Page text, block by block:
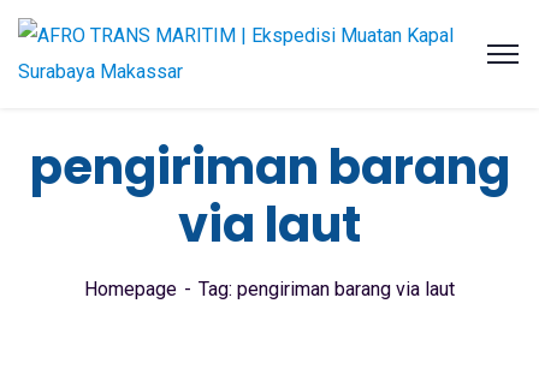
pengiriman barang
via laut
Homepage Tag: pengiriman barang via laut